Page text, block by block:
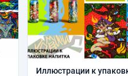
Иллюстрации к